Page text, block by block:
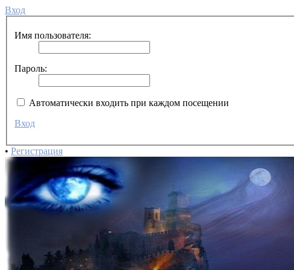
Вход
Имя пользователя:
Пароль:
Автоматически входить при каждом посещении
Вход
• Регистрация